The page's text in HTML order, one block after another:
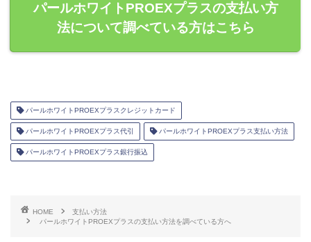
パールホワイトPROEXプラスの支払い方
法について調べている方はこちら
パールホワイトPROEXプラスクレジットカード
パールホワイトPROEXプラス代引 パールホワイトPROEXプラス支払い方法
パールホワイトPROEXプラス銀行振込
HOME
支払い方法
パールホワイトPROEXプラスの支払い方法を調べている方へ